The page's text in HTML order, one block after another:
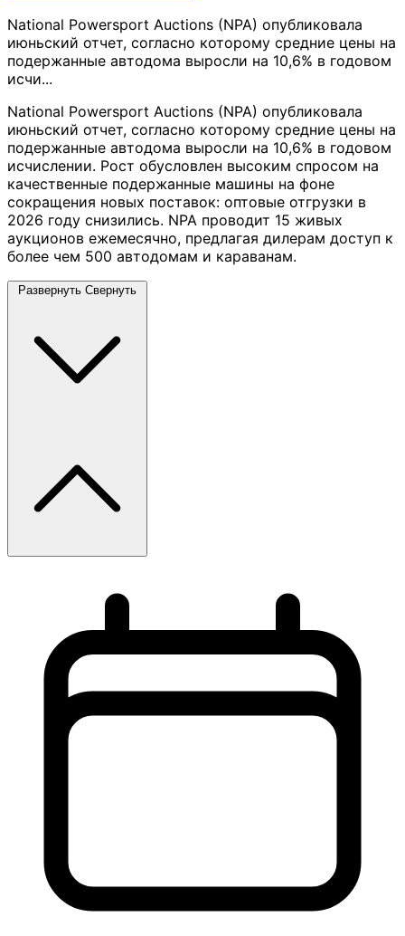
National Powersport Auctions (NPA) опубликовала
июньский отчет, согласно которому средние цены на
подержанные автодома выросли на 10,6% в годовом
исчи...
National Powersport Auctions (NPA) опубликовала
июньский отчет, согласно которому средние цены на
подержанные автодома выросли на 10,6% в годовом
исчислении. Рост обусловлен высоким спросом на
качественные подержанные машины на фоне
сокращения новых поставок: оптовые отгрузки в
2026 году снизились. NPA проводит 15 живых
аукционов ежемесячно, предлагая дилерам доступ к
более чем 500 автодомам и караванам.
Развернуть Свернуть